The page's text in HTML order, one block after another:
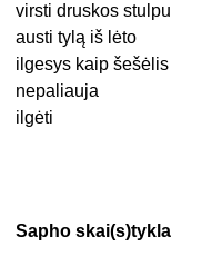
virsti druskos stulpu
austi tylą iš lėto
ilgesys kaip šešėlis
nepaliauja
ilgėti
Sapho skai(s)tykla